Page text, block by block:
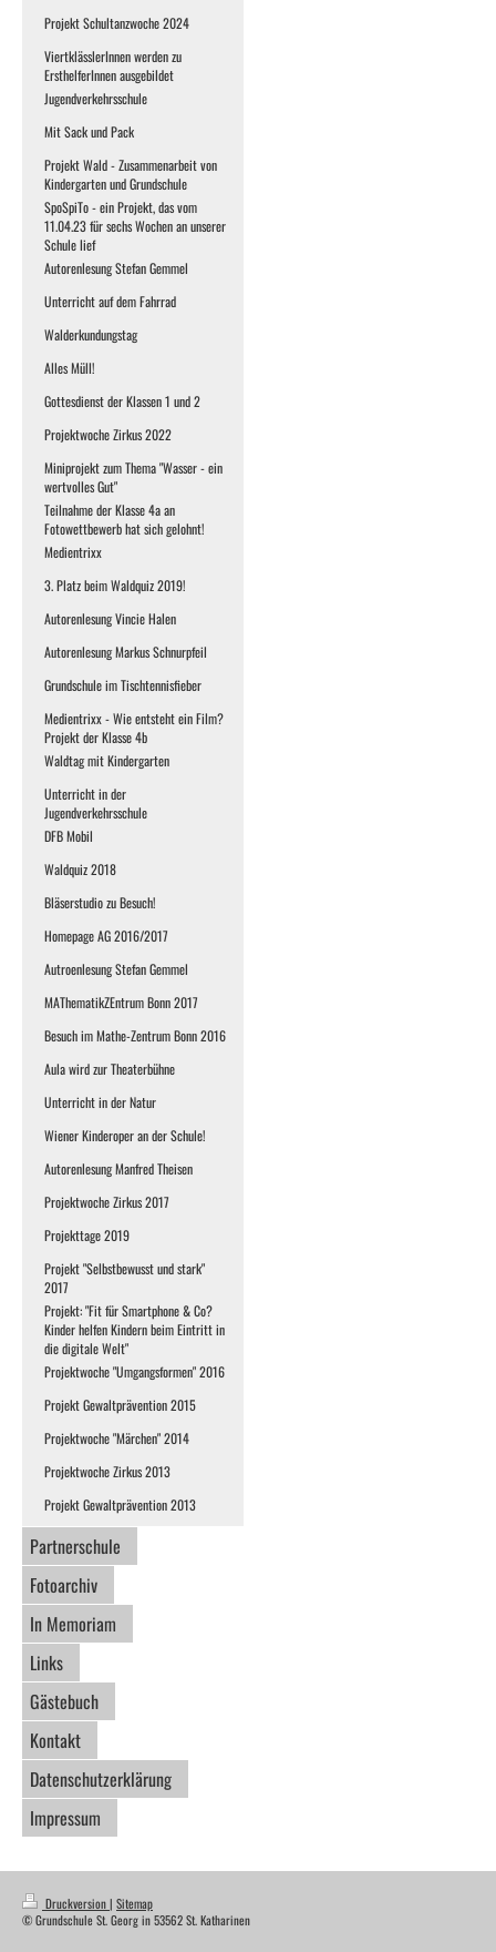
Projekt Schultanzwoche 2024
ViertklässlerInnen werden zu
ErsthelferInnen ausgebildet
Jugendverkehrsschule
Mit Sack und Pack
Projekt Wald - Zusammenarbeit von
Kindergarten und Grundschule
SpoSpiTo - ein Projekt, das vom
11.04.23 für sechs Wochen an unserer
Schule lief
Autorenlesung Stefan Gemmel
Unterricht auf dem Fahrrad
Walderkundungstag
Alles Müll!
Gottesdienst der Klassen 1 und 2
Projektwoche Zirkus 2022
Miniprojekt zum Thema "Wasser - ein
wertvolles Gut"
Teilnahme der Klasse 4a an
Fotowettbewerb hat sich gelohnt!
Medientrixx
3. Platz beim Waldquiz 2019!
Autorenlesung Vincie Halen
Autorenlesung Markus Schnurpfeil
Grundschule im Tischtennisfieber
Medientrixx - Wie entsteht ein Film?
Projekt der Klasse 4b
Waldtag mit Kindergarten
Unterricht in der
Jugendverkehrsschule
DFB Mobil
Waldquiz 2018
Bläserstudio zu Besuch!
Homepage AG 2016/2017
Autroenlesung Stefan Gemmel
MAThematikZEntrum Bonn 2017
Besuch im Mathe-Zentrum Bonn 2016
Aula wird zur Theaterbühne
Unterricht in der Natur
Wiener Kinderoper an der Schule!
Autorenlesung Manfred Theisen
Projektwoche Zirkus 2017
Projekttage 2019
Projekt "Selbstbewusst und stark"
2017
Projekt: "Fit für Smartphone & Co?
Kinder helfen Kindern beim Eintritt in
die digitale Welt"
Projektwoche "Umgangsformen" 2016
Projekt Gewaltprävention 2015
Projektwoche "Märchen" 2014
Projektwoche Zirkus 2013
Projekt Gewaltprävention 2013
Partnerschule
Fotoarchiv
In Memoriam
Links
Gästebuch
Kontakt
Datenschutzerklärung
Impressum
Druckversion| Sitemap
© Grundschule St. Georg in 53562 St. Katharinen